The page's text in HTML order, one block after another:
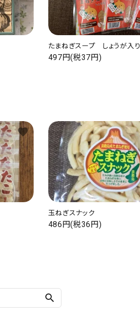
たまねぎスープ しょうが入り
497円(税37円)
favorite
玉ねぎスナック
486円(税36円)
search